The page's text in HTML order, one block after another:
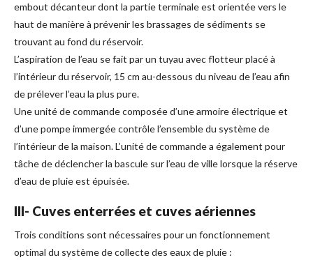
embout décanteur dont la partie terminale est orientée vers le
haut de manière à prévenir les brassages de sédiments se
trouvant au fond du réservoir.
L’aspiration de l’eau se fait par un tuyau avec flotteur placé à
l’intérieur du réservoir, 15 cm au-dessous du niveau de l’eau afin
de prélever l’eau la plus pure.
Une unité de commande composée d’une armoire électrique et
d’une pompe immergée contrôle l’ensemble du système de
l’intérieur de la maison. L’unité de commande a également pour
tâche de déclencher la bascule sur l’eau de ville lorsque la réserve
d’eau de pluie est épuisée.
III- Cuves enterrées et cuves aériennes
Trois conditions sont nécessaires pour un fonctionnement
optimal du système de collecte des eaux de pluie :